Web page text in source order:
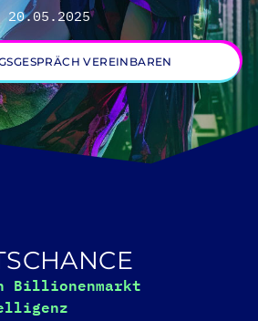
VEREINBAREN
Billionenmarkt